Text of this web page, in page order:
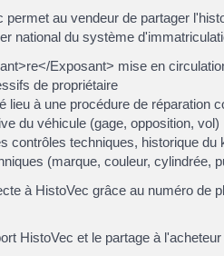
permet au vendeur de partager
national du système
Exposant> mise en
de propriétaire
lieu à une procédure de réparation
du véhicule (gage, opposition, vol)
contrôles techniques, historique du
(marque, couleur, cylindrée,
à HistoVec grâce au numéro de
HistoVec et le partage à l'acheteur